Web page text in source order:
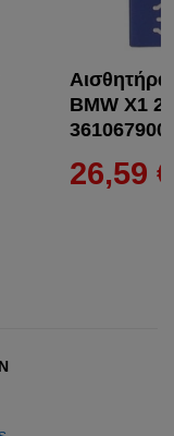
BMW X1
26,59 €